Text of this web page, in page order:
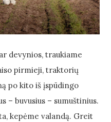
devynios, traukiame
pirmieji, traktorių
po kito iš įspūdingo
– buvusius – sumuštinius.
kepėme valandą. Greit